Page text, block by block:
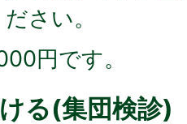
さい。
円です。
る(集団検診)